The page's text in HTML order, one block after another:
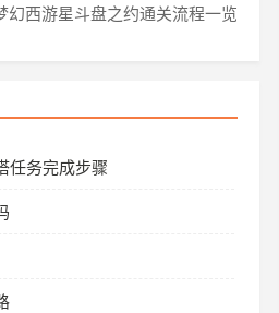
幻西游星斗盘之约通关流程一览
任务完成步骤